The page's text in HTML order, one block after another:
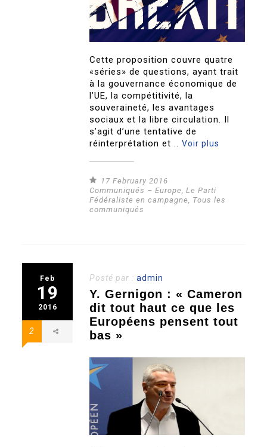
Cette proposition couvre quatre
«séries» de questions, ayant trait
à la gouvernance économique de
l’UE, la compétitivité, la
souveraineté, les avantages
sociaux et la libre circulation. Il
s’agit d’une tentative de
réinterprétation et ..Voir plus
17 February 2016
Communiqués – Europe,Le Parti
Fédéraliste en campagne, Tous les
communiqués
Feb
19
2016
2
Posté par :admin
Y. Gernigon : « Cameron
dit tout haut ce que les
Européens pensent tout
bas »